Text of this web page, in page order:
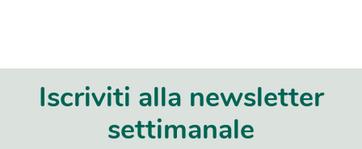
Iscriviti alla newsletter
settimanale